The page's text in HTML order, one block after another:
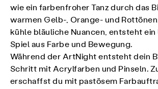
wie ein farbenfroher Tanz durch das
warmen Gelb-, Orange- und
kühle bläuliche Nuancen, entsteht
Spiel aus Farbe und Bewegung.
Während der ArtNight entsteht dein
Schritt mit Acrylfarben und Pinseln.
erschaffst du mit pastösem